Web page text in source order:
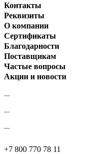
Контакты
Реквизиты
О компании
Сертификаты
Благодарности
Поставщикам
Частые вопросы
Акции и новости
+7 800 770 78 11